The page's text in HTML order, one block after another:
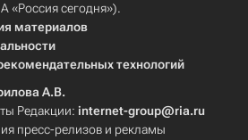
«Россия сегодня»).
материалов
технологий
А.В.
Редакции: internet-group@ria.ru
пресс-релизов и рекламы